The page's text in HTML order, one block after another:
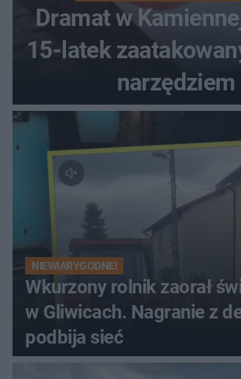
Dramat w
15-latek
narzędziem
NIEWIARYGODNE!
Wkurzony rolnik zaorał
w Gliwicach. Nagranie z
podbija sieć